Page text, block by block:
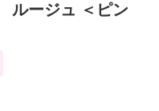
ルージュ ＜ピン